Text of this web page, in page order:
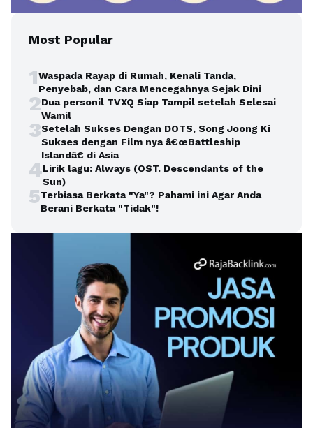
Most Popular
1Waspada Rayap di Rumah, Kenali Tanda,
Penyebab, dan Cara Mencegahnya Sejak Dini
2Dua personil TVXQ Siap Tampil setelah Selesai
Wamil
3Setelah Sukses Dengan DOTS, Song Joong Ki
Sukses dengan Film nya â€œBattleship
Islandâ€ di Asia
4Lirik lagu: Always (OST. Descendants of the
Sun)
5Terbiasa Berkata "Ya"? Pahami ini Agar Anda
Berani Berkata "Tidak"!